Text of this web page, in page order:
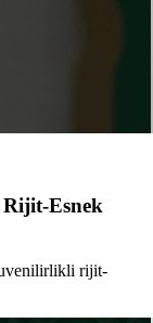
Esnek
rijit-